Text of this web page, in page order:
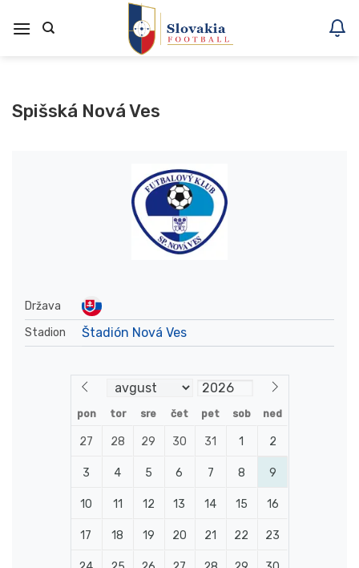
na
Spišská Nová Ves
Država
Stadion
Štadión Nová Ves
pon tor sre čet pet sob ned
27 28 29 30 31 1 2
3 4 5 6 7 8 9
10 11 12 13 14 15 16
17 18 19 20 21 22 23